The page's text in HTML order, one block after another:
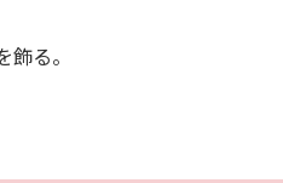
る。